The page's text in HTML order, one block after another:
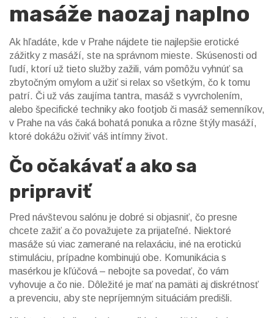
masáže naozaj naplno
Ak hľadáte, kde v Prahe nájdete tie najlepšie erotické
zážitky z masáží, ste na správnom mieste. Skúsenosti od
ľudí, ktorí už tieto služby zažili, vám pomôžu vyhnúť sa
zbytočným omylom a užiť si relax so všetkým, čo k tomu
patrí. Či už vás zaujíma tantra, masáž s vyvrcholením,
alebo špecifické techniky ako footjob či masáž semenníkov,
v Prahe na vás čaká bohatá ponuka a rôzne štýly masáží,
ktoré dokážu oživiť váš intímny život.
Čo očakávať a ako sa
pripraviť
Pred návštevou salónu je dobré si objasniť, čo presne
chcete zažiť a čo považujete za prijateľné. Niektoré
masáže sú viac zamerané na relaxáciu, iné na erotickú
stimuláciu, prípadne kombinujú obe. Komunikácia s
masérkou je kľúčová – nebojte sa povedať, čo vám
vyhovuje a čo nie. Dôležité je mať na pamäti aj diskrétnosť
a prevenciu, aby ste nepríjemným situáciám predišli.